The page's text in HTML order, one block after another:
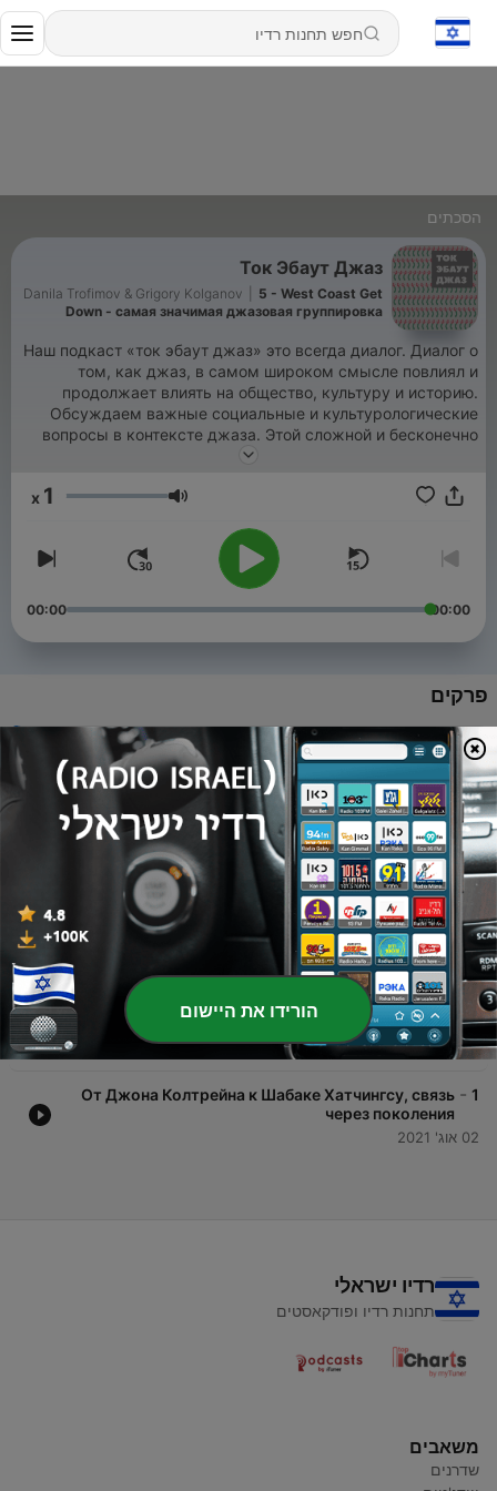
הסכתים
Ток Эбаут Джаз
Danila Trofimov & Grigory Kolganov
5 - West Coast Get
Down - самая значимая джазовая группировка
Наш подкаст «ток эбаут джаз» это всегда диалог. Диалог о
том, как джаз, в самом широком смысле повлиял и
продолжает влиять на общество, культуру и историю.
Обсуждаем важные социальные и культурологические
вопросы в контексте джаза. Этой сложной и бесконечно
интересной музыки - на стыке идей запада и востока,
объединившим весь мир. Авторы Данила Трофимов и
עוצמת שמע 1
00:00
00:00
פרקים
5
-
West Coast Get Down - самая значимая джазовая
группировка западного побережья
07 יולי 2022
4
-
Джаз Дайджест №2 : Роберт Гласпер, Эммануэль
Уилкинс, Cortex - концерт которого не было.
13 מרץ 2022
3
-
Джаз Дайджест №1 : Леди Гага и Тони Беннетт,
Грегори Портер, Макайя Макрейвен
28 ינו' 2022
2
Камаси Вашингтон. Новый американский джаз
западного побережья
20 אוק' 2021
1
-
От Джона Колтрейна к Шабаке Хатчингсу, связь
через поколения
02 אוג' 2021
רדיו ישראלי
תחנות רדיו ופודקאסטים
משאבים
שדרנים
הורידו את היישום